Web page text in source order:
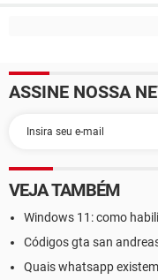
ASSINE NOSSA
VEJA TAMBÉM
Windows 11: como
Códigos gta san
Quais whatsapp existem